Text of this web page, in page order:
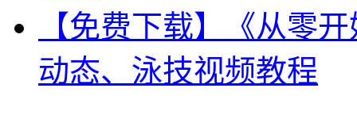
【免费下载】《从零
动态、泳技视频教程